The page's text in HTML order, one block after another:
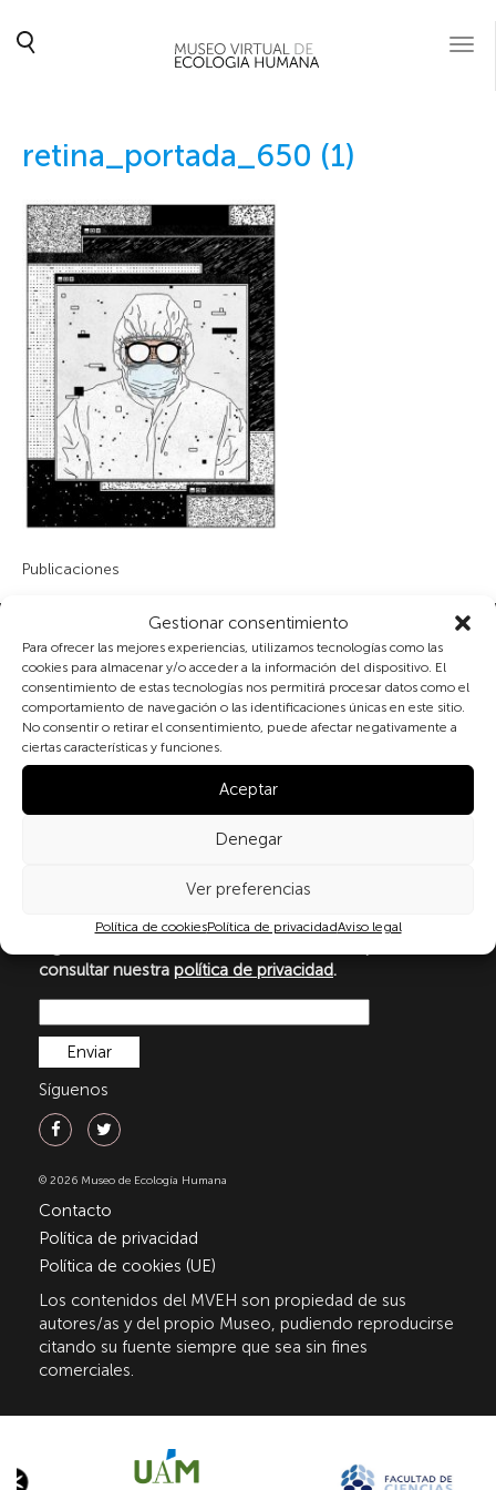
Gestionar consentimiento
Para ofrecer las mejores experiencias, utilizamos tecnologías como las
cookies para almacenar y/o acceder a la información del dispositivo. El
consentimiento de estas tecnologías nos permitirá procesar datos como el
comportamiento de navegación o las identificaciones únicas en este sitio.
No consentir o retirar el consentimiento, puede afectar negativamente a
ciertas características y funciones.
Aceptar
Denegar
Ver preferencias
Política de cookiesPolítica de privacidadAviso legal
retina_portada_650 (1)
Publicaciones
Suscribete a nuestra newsletter
Al marcar la casilla y enviar este formulario, usted
consiente expresamente el tratamiento de sus datos
personales conforme a la normativa vigente en
particular, de acuerdo con lo dispuesto en el
Reglamento (UE) 2016/679 del Parlamento Europeo y
Orgánica 3/2018, de 5 de diciembre, de Protección de
Datos Personales y garantía de los derechos
consultar nuestra política de privacidad.
Síguenos
© 2026 Museo de Ecología Humana
Contacto
Política de privacidad
Política de cookies (UE)
Los contenidos del MVEH son propiedad de sus
autores/as y del propio Museo, pudiendo reproducirse
citando su fuente siempre que sea sin fines
comerciales.